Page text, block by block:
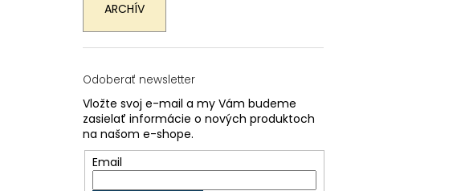
ARCHÍV
Odoberať newsletter
Vložte svoj e-mail a my Vám budeme
zasielať informácie o nových produktoch
na našom e-shope.
Email